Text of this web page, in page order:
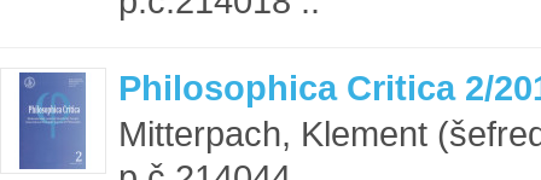
Philosophica Critica 2/
Mitterpach, Klement